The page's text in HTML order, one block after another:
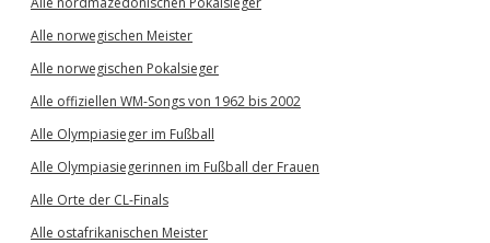
Alle norwegischen Meister
Alle norwegischen Pokalsieger
Alle offiziellen WM-Songs von 1962 bis 2002
Alle Olympiasieger im Fußball
Alle Olympiasiegerinnen im Fußball der Frauen
Alle Orte der CL-Finals
Alle ostafrikanischen Meister